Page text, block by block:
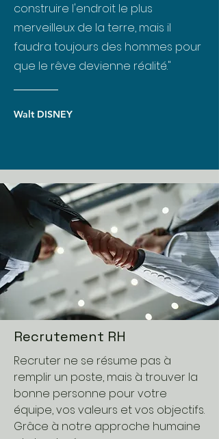
construire l'endroit le plus
merveilleux de la terre, mais il
faudra toujours des hommes pour
que le rêve devienne réalité."
Walt DISNEY
Recrutement RH
Recruter ne se résume pas à
remplir un poste, mais à trouver la
bonne personne pour votre
équipe, vos valeurs et vos objectifs.
Grâce à notre approche humaine